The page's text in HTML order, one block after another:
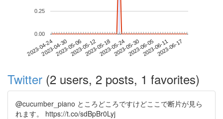
2023-04-242023-04-302023-05-062023-05-122023-05-182023-05-242023-05-302023-06-052023-06-112023-06-17
0.00
0.25
Twitter (2 users, 2 posts, 1 favorites)
@cucumber_piano ところどころですけどここで断片が見ら
れます。 https://t.co/sdBpBr0Lyj